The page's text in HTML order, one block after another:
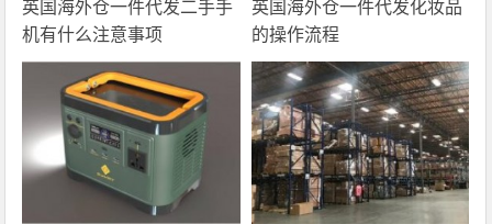
英国海外仓一件代发二手手
机有什么注意事项
英国海外仓一件代发化妆品
的操作流程